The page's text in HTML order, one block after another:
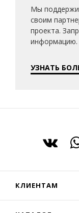
Мы
своим
проекта.
информацию.
УЗНАТЬ
КЛИЕНТАМ